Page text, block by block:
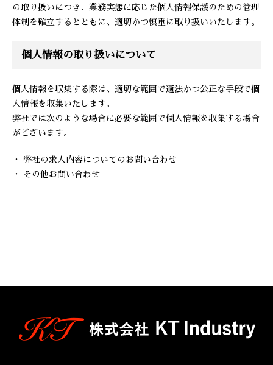
の取り扱いにつき、業務実態に応じた個人情報保護のための管理
体制を確立するとともに、適切かつ慎重に取り扱いいたします。
個人情報の取り扱いについて
個人情報を収集する際は、適切な範囲で適法かつ公正な手段で個
人情報を収集いたします。
弊社では次のような場合に必要な範囲で個人情報を収集する場合
がございます。
・ 弊社の求人内容についてのお問い合わせ
・ その他お問い合わせ